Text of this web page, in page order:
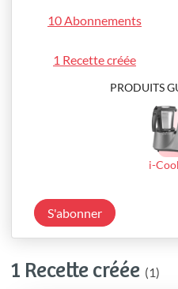
10 Abonnements
1 Recette créée
PRODUITS
i-
S'abonner
1 Recette créée (1)